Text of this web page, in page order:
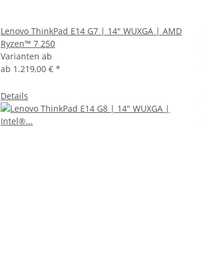
Lenovo ThinkPad E14 G7 | 14" WUXGA | AMD
Ryzen™ 7 250
Varianten ab
ab 1.219,00 € *
Details